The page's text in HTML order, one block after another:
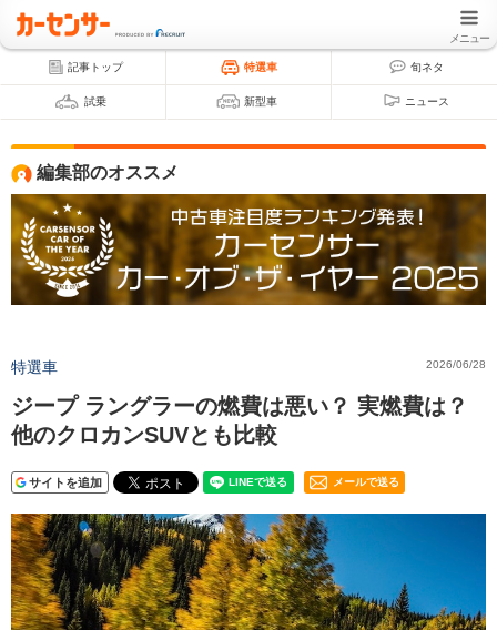
メニュー
記事トップ 特選車 旬ネタ
試乗 新型車 ニュース
編集部のオススメ
特選車 2026/06/28
ジープ ラングラーの燃費は悪い？ 実燃費は？
他のクロカンSUVとも比較
サイトを追加 メールで送る